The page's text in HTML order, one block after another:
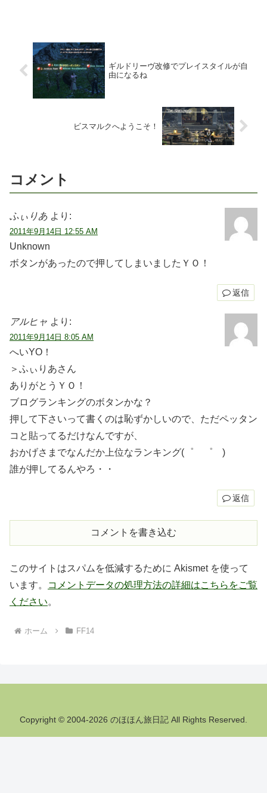
ギルドリーヴ改修でプレイスタイルが自
由になるね
ビスマルクへようこそ！
コメント
ふぃりあ より:
2011年9月14日 12:55 AM
Unknown
ボタンがあったので押してしまいましたＹＯ！
返信
アルヒャ より:
2011年9月14日 8:05 AM
へいYO！
＞ふぃりあさん
ありがとうＹＯ！
ブログランキングのボタンかな？
押して下さいって書くのは恥ずかしいので、ただペッタン
コと貼ってるだけなんですが、
おかげさまでなんだか上位なランキング(゜ ゜ )
誰が押してるんやろ・・
返信
コメントを書き込む
このサイトはスパムを低減するために Akismet を使って
います。
コメントデータの処理方法の詳細はこちらをご覧
ください。
ホーム FF14
Copyright © 2004-2026 のほほん旅日記 All Rights Reserved.